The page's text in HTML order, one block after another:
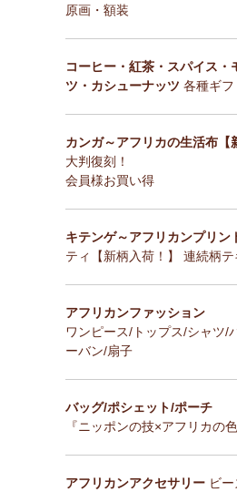
原画・額装
コーヒー・紅茶・スパイス・
ツ・カシューナッツ 各種ギフ
カンガ～アフリカの生活布【
大判復刻！
会員様お買い得
キテンゲ～アフリカンプリン
ティ【新柄入荷！】 連続柄
アフリカンファッション
ワンピース/トップス/シャツ/
ーバン/扇子
バッグ/ポシェット/ポーチ
『ニッポンの技×アフリカの
アフリカンアクセサリー ビ